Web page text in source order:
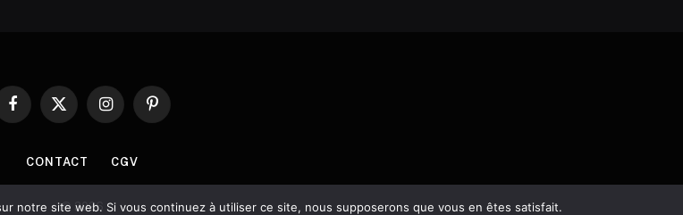
Facebook
X
InstagramPinterest
CONTACT CGV
© 2026
notre site web. Si vous continuez à utiliser ce site, nous supposerons que vous en êtes satisfait.